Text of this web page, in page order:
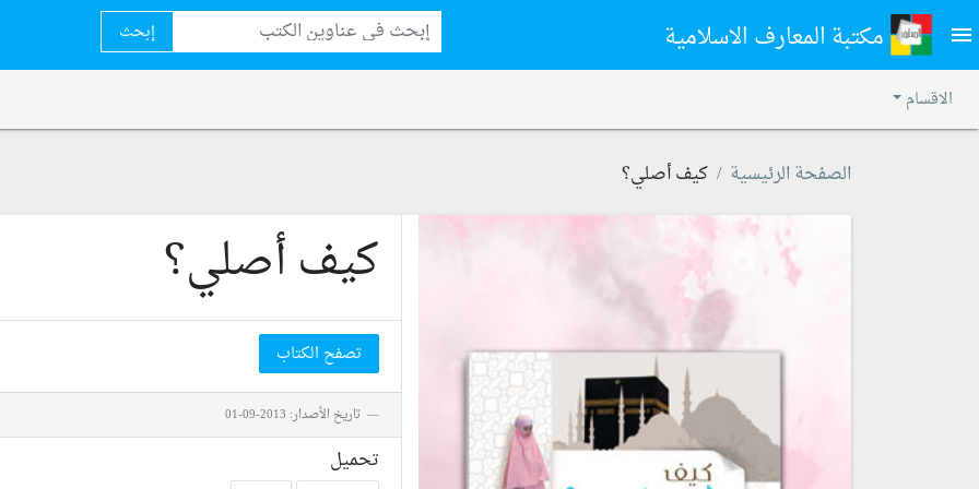
menu مكتبة المعارف الاسلامية إبحث
الاقسام
الصفحة الرئيسية كيف أصلي؟
كيف أصلي؟
تصفح الكتاب
تاريخ الأصدار: 2013-09-01
تحميل